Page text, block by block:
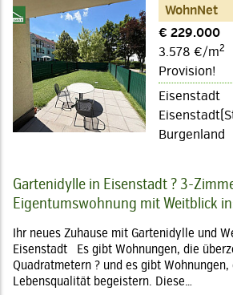
WohnNet
€ 229.000
3.578 €/m2
Provision!
Eisenstadt
Burgenland
Gartenidylle in Eisenstadt ? 3-
Eigentumswohnung mit Weitblick
Ihr neues Zuhause mit Gartenidylle und
Eisenstadt Es gibt Wohnungen, die
Quadratmetern ? und es gibt
Lebensqualität begeistern. Diese…